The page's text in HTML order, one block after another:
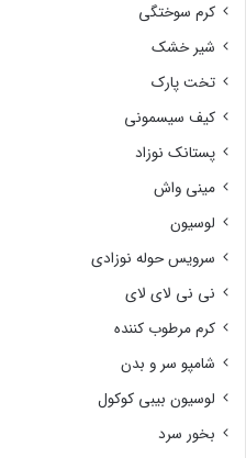
کرم سوختگی
شیر خشک
تخت پارک
کیف سیسمونی
پستانک نوزاد
مینی واش
لوسیون
سرویس حوله نوزادی
نی نی لای لای
کرم مرطوب کننده
شامپو سر و بدن
لوسیون بیبی کوکول
بخور سرد